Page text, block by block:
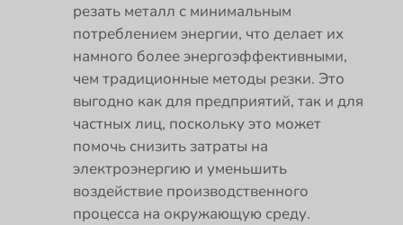
резать металл с минимальным
потреблением энергии, что делает их
намного более энергоэффективными,
чем традиционные методы резки. Это
выгодно как для предприятий, так и для
частных лиц, поскольку это может
помочь снизить затраты на
электроэнергию и уменьшить
воздействие производственного
процесса на окружающую среду.